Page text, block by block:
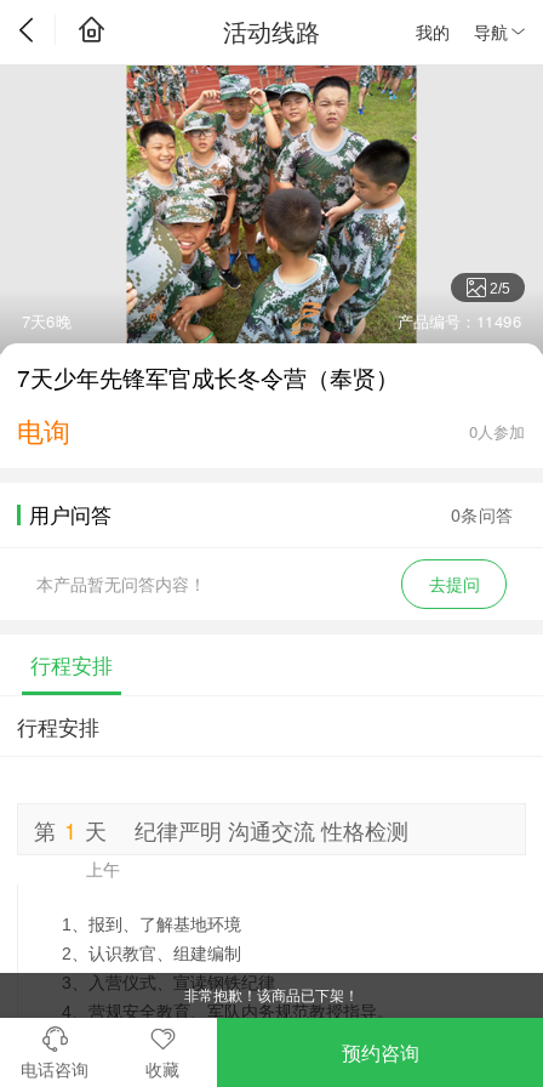
我的 导航
活动线路
2/5
7天6晚 产品编号：11496
7天少年先锋军官成长冬令营（奉贤）
电询 0人参加
用户问答 0条问答
本产品暂无问答内容！ 去提问
行程安排
行程安排
第 1 天 纪律严明 沟通交流 性格检测
上午
1、报到、了解基地环境
2、认识教官、组建编制
3、入营仪式、宣读钢铁纪律
4、营规安全教育、军队内务规范教授指导。
下午
非常抱歉！该商品已下架！
电话咨询 收藏
预约咨询